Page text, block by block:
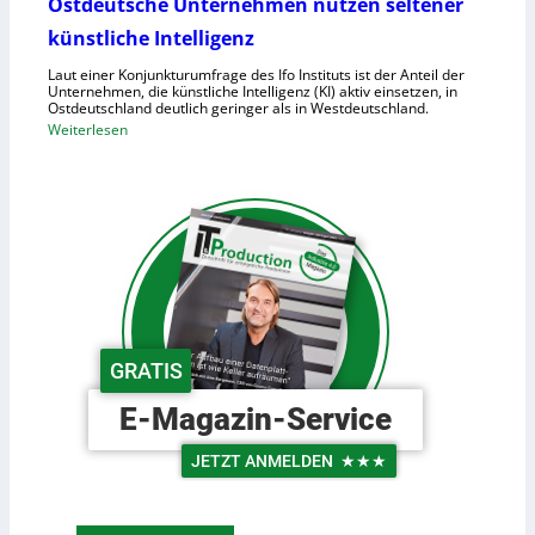
e
n
o
h
e
n
o
i
d
e
R
r
i
n
d
e
r
L
o
s
künstliche Intelligenz
Laut einer Konjunkturumfrage des Ifo Instituts ist der Anteil der
Unternehmen, die künstliche Intelligenz (KI) aktiv einsetzen, in
Ostdeutschland deutlich geringer als in Westdeutschland.
Weiterlesen:
u
t
s
c
h
e
U
n
r
GRATIS
E-Magazin-Service
JETZT ANMELDEN ★★★